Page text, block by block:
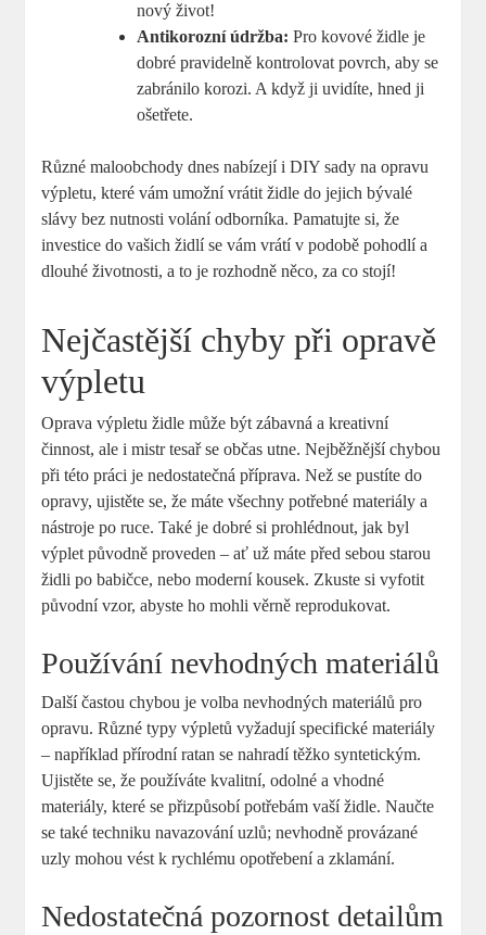
nový život!
Antikorozní údržba: Pro kovové židle je
dobré pravidelně kontrolovat povrch, aby se
zabránilo korozi. A když ji uvidíte, hned ji
ošetřete.
Různé maloobchody dnes nabízejí i DIY sady na opravu
výpletu, které vám umožní vrátit židle do jejich bývalé
slávy bez nutnosti volání odborníka. Pamatujte si, že
investice do vašich židlí se vám vrátí v podobě pohodlí a
dlouhé životnosti, a to je rozhodně něco, za co stojí!
Nejčastější chyby při opravě
výpletu
Oprava výpletu židle může být zábavná a kreativní
činnost, ale i mistr tesař se občas utne. Nejběžnější chybou
při této práci je nedostatečná příprava. Než se pustíte do
opravy, ujistěte se, že máte všechny potřebné materiály a
nástroje po ruce. Také je dobré si prohlédnout, jak byl
výplet původně proveden – ať už máte před sebou starou
židli po babičce, nebo moderní kousek. Zkuste si vyfotit
původní vzor, abyste ho mohli věrně reprodukovat.
Používání nevhodných materiálů
Další častou chybou je volba nevhodných materiálů pro
opravu. Různé typy výpletů vyžadují specifické materiály
– například přírodní ratan se nahradí těžko syntetickým.
Ujistěte se, že používáte kvalitní, odolné a vhodné
materiály, které se přizpůsobí potřebám vaší židle. Naučte
se také techniku navazování uzlů; nevhodně provázané
uzly mohou vést k rychlému opotřebení a zklamání.
Nedostatečná pozornost detailům